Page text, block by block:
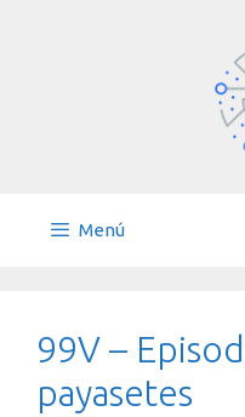
Menú
99V –
payasetes